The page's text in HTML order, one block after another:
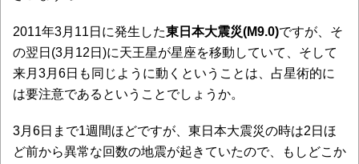
2011年3月11日に発生した東日本大震災(M9.0)ですが、そ
の翌日(3月12日)に天王星が星座を移動していて、そして
来月3月6日も同じように動くということは、占星術的に
は要注意であるということでしょうか。
3月6日まで1週間ほどですが、東日本大震災の時は2日ほ
ど前から異常な回数の地震が起きていたので、もしどこか